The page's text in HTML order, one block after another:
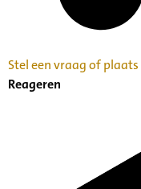
Stel een vraag of
Reageren